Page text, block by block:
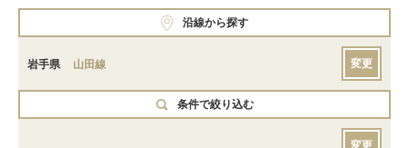
沿線から探す
岩手県 山田線 変更
条件で絞り込む
変更